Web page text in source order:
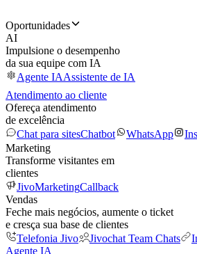
Oportunidades
AI
Impulsione o desempenho
da sua equipe com IA
Agente IAAssistente de IA
Atendimento ao cliente
Ofereça atendimento
de excelência
Chat para sitesChatbot WhatsApp
Marketing
Transforme visitantes em
clientes
JivoMarketingCallback
Vendas
Feche mais negócios, aumente o ticket
e cresça sua base de clientes
Telefonia Jivo
Jivochat Team Chats
Agente IA